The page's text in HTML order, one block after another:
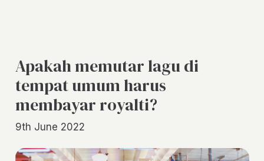
Apakah memutar lagu di
tempat umum harus
membayar royalti?
9th June 2022